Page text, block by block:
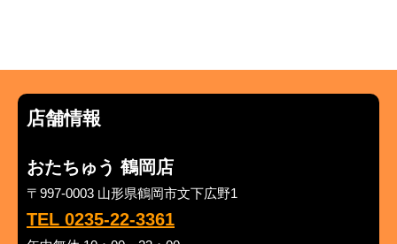
店舗情報
おたちゅう 鶴岡店
〒997-0003 山形県鶴岡市文下広野1
TEL 0235-22-3361